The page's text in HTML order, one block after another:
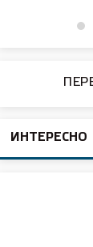
ИНТЕРЕСНО